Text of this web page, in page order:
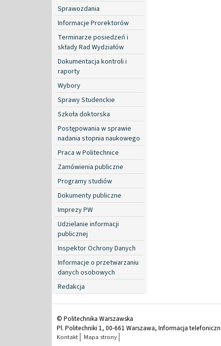
Sprawozdania
Informacje Prorektorów
Terminarze posiedzeń i
składy Rad Wydziałów
Dokumentacja kontroli i
raporty
Wybory
Sprawy Studenckie
Szkoła doktorska
Postępowania w sprawie
nadania stopnia naukowego
Praca w Politechnice
Zamówienia publiczne
Programy studiów
Dokumenty publiczne
Imprezy PW
Udzielanie informacji
publicznej
Inspektor Ochrony Danych
Informacje o przetwarzaniu
danych osobowych
Redakcja
© Politechnika Warszawska
Pl. Politechniki 1, 00-661 Warszawa, Informacja
Kontakt Mapa strony